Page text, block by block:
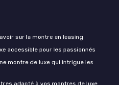
sur la montre en leasing
accessible pour les passionnés
montre de luxe qui intrigue les
adapté à vos montres de luxe